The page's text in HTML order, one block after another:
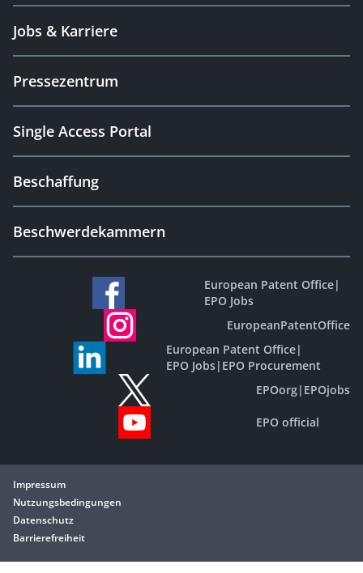
Jobs & Karriere
Pressezentrum
Single Access Portal
Beschaffung
Beschwerdekammern
European Patent Office|
EPO Jobs
EuropeanPatentOffice
European Patent Office|
EPO Jobs| EPO Procurement
EPOorg| EPOjobs
EPO official
Impressum
Nutzungsbedingungen
Datenschutz
Barrierefreiheit